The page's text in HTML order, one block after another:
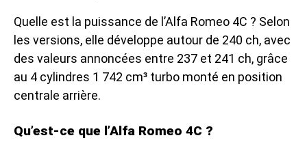
Quelle est la puissance de l’Alfa Romeo 4C ? Selon
les versions, elle développe autour de 240 ch, avec
des valeurs annoncées entre 237 et 241 ch, grâce
au 4 cylindres 1 742 cm³ turbo monté en position
centrale arrière.
Qu’est-ce que l’Alfa Romeo 4C ?